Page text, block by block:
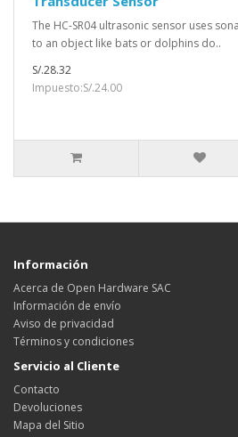
The HC-SR04 ultrasonic sensor uses
to an object like bats or dolphins do..
S/.28.32
Impuesto:S/.24.00
Información
Acerca de Open Hardware SAC
Información de envío
Aviso de privacidad
Términos y condiciones
Servicio al Cliente
Contacto
Devoluciones
Mapa del Sitio